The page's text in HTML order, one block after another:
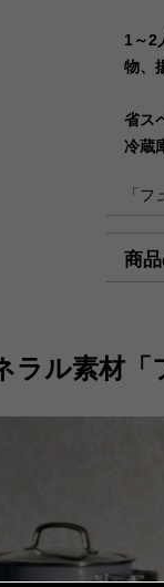
し上
沖縄
「
■お
ク
1～2
物、
省ス
冷蔵
「
天然
天然
素材
素
日
本
・カ
商
ラル素材